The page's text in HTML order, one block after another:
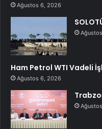
Ağustos 6, 2026
Ham Petrol WTI Vadeli
Ağustos 6, 2026